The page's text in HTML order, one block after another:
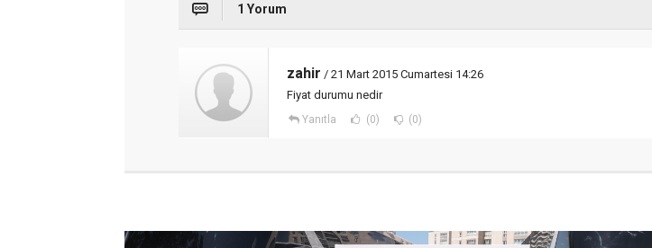
1 Yorum
zahir / 21 Mart 2015 Cumartesi 14:26
Fiyat durumu nedir
Yanıtla (0) (0)